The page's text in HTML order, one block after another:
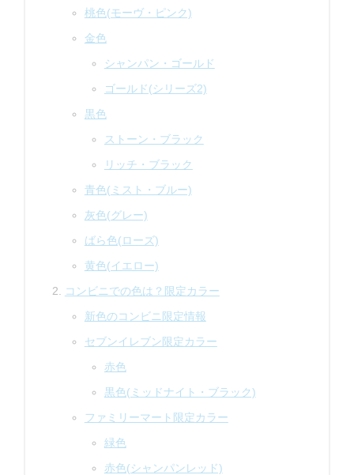
桃色(モーヴ・ピンク)
金色
シャンパン・ゴールド
ゴールド(シリーズ2)
黒色
ストーン・ブラック
リッチ・ブラック
青色(ミスト・ブルー)
灰色(グレー)
ばら色(ローズ)
黄色(イエロー)
コンビニでの色は？限定カラー
新色のコンビニ限定情報
セブンイレブン限定カラー
赤色
黒色(ミッドナイト・ブラック)
ファミリーマート限定カラー
緑色
赤色(シャンパンレッド)